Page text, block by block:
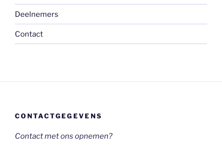
Deelnemers
Contact
CONTACTGEGEVENS
Contact met ons opnemen?